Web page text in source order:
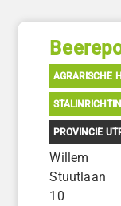
AGRARISCHE
PROVINCIE
Willem
Stuutlaan
10